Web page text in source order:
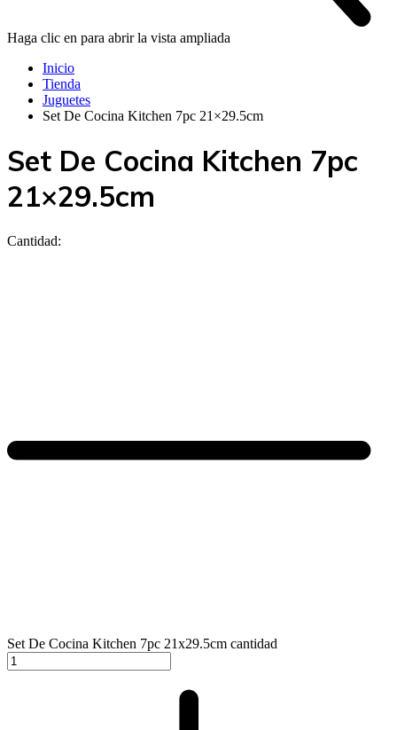
Haga clic en para abrir la vista ampliada
Inicio
Tienda
Juguetes
Set De Cocina Kitchen 7pc 21×29.5cm
Set De Cocina Kitchen 7pc
21×29.5cm
Cantidad:
Set De Cocina Kitchen 7pc 21x29.5cm cantidad